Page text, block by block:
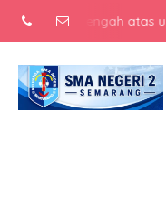
menengah atas